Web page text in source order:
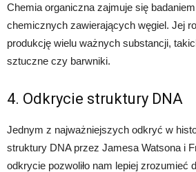
Chemia organiczna zajmuje się
chemicznych zawierających węgiel. Jej
produkcję wielu ważnych substancji,
sztuczne czy barwniki.
4. Odkrycie struktury DNA
Jednym z najważniejszych odkryć w
struktury DNA przez Jamesa Watsona i
odkrycie pozwoliło nam lepiej zrozumieć